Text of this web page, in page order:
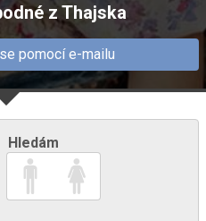
z Thajska
pomocí e-mailu
Hledám